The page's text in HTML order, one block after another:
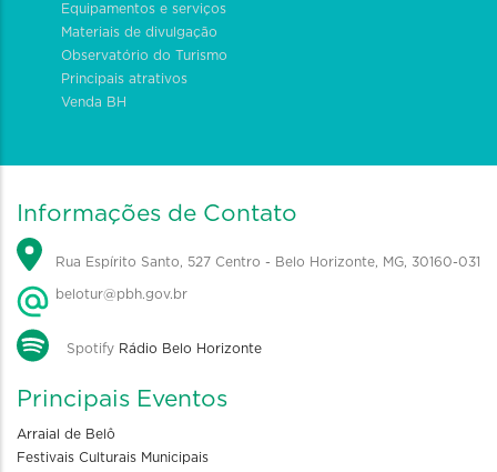
Equipamentos e serviços
Materiais de divulgação
Observatório do Turismo
Principais atrativos
Venda BH
Informações de Contato
Rua Espírito Santo, 527 Centro - Belo Horizonte, MG, 30160-031
belotur@pbh.gov.br
Spotify Rádio Belo Horizonte
Principais Eventos
Arraial de Belô
Festivais Culturais Municipais